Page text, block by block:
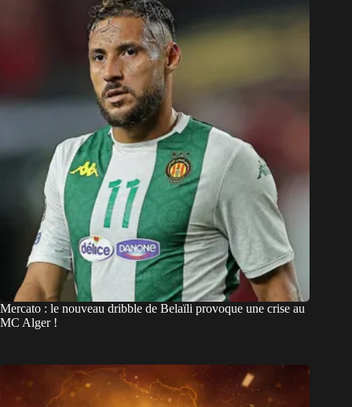
Mercato : le nouveau dribble de Belaïli provoque une crise au
MC Alger !